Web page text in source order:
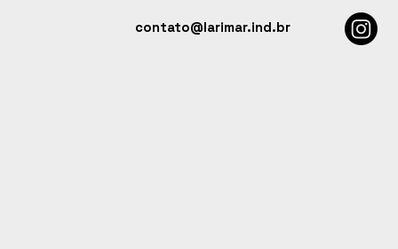
contato@larimar.ind.br